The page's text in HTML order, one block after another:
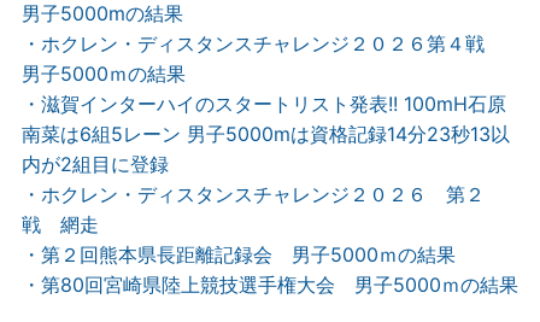
男子5000mの結果
・ホクレン・ディスタンスチャレンジ２０２６第４戦
男子5000ｍの結果
・滋賀インターハイのスタートリスト発表!! 100mH石原
南菜は6組5レーン 男子5000mは資格記録14分23秒13以
内が2組目に登録
・ホクレン・ディスタンスチャレンジ２０２６ 第２
戦 網走
・第２回熊本県長距離記録会 男子5000ｍの結果
・第80回宮崎県陸上競技選手権大会 男子5000ｍの結果